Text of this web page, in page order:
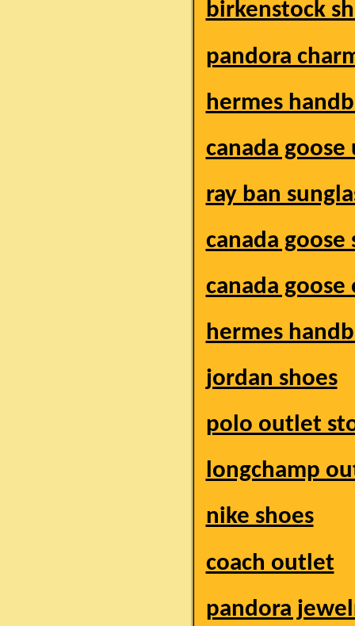
birkenstock
pandora
hermes
canada goose
ray ban
canada goose
canada
hermes
jordan shoes
polo outlet
longchamp
nike shoes
coach outlet
pandora